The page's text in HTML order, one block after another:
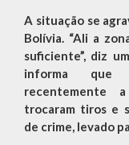
A situação se
Bolívia. “Ali a
suficiente”, diz
informa que
recentemente
trocaram tiros e
de crime, levado